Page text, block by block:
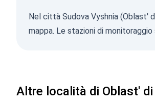
Nel città Sudova Vyshnia (Oblast'
mappa. Le stazioni di
Altre località di Oblast'